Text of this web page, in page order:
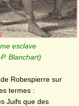
esclave
Blanchart)
Robespierre sur
termes :
Juifs que des